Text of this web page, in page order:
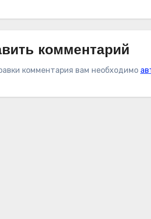
комментарий
комментария вам необходимо